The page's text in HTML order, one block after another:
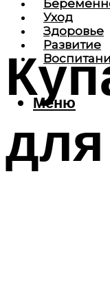
Уход
Здоровье
Развитие
Меню